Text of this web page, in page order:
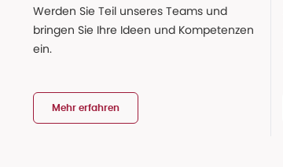
Werden Sie Teil unseres Teams und
bringen Sie Ihre Ideen und Kompetenzen
ein.
Mehr erfahren